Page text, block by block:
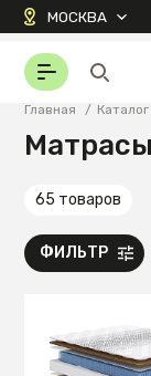
МОСКВА
Главная / Каталог
65 товаров
ФИЛЬТР